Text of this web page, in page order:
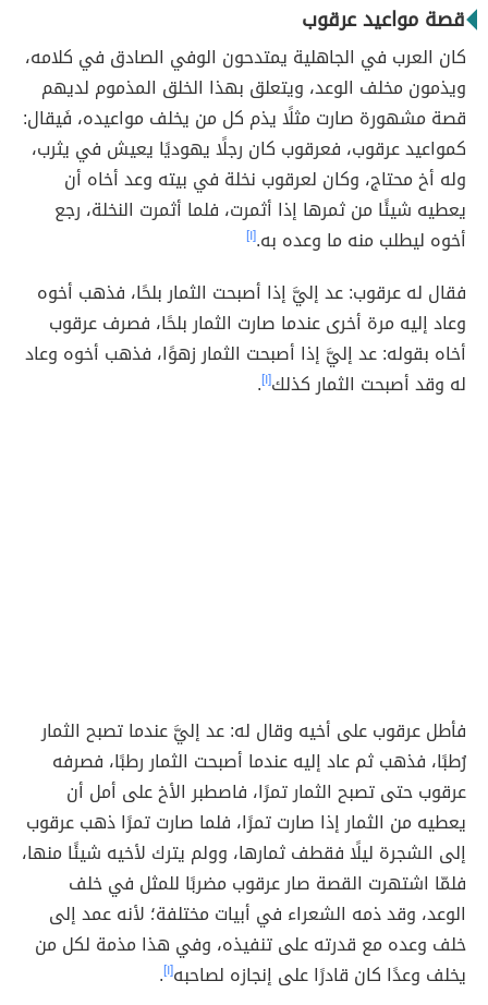
قصة مواعيد عرقوب
كان العرب في الجاهلية يمتدحون الوفي الصادق في كلامه،
ويذمون مخلف الوعد، ويتعلق بهذا الخلق المذموم لديهم
قصة مشهورة صارت مثلًا يذم كل من يخلف مواعيده، فَيقال:
كمواعيد عرقوب، فعرقوب كان رجلًا يهوديًا يعيش في يثرب،
وله أخ محتاج، وكان لعرقوب نخلة في بيته وعد أخاه أن
يعطيه شيئًا من ثمرها إذا أثمرت، فلما أثمرت النخلة، رجع
أخوه ليطلب منه ما وعده به.[١]
فقال له عرقوب: عد إليَّ إذا أصبحت الثمار بلحًا، فذهب أخوه
وعاد إليه مرة أخرى عندما صارت الثمار بلحًا، فصرف عرقوب
أخاه بقوله: عد إليَّ إذا أصبحت الثمار زهوًا، فذهب أخوه وعاد
له وقد أصبحت الثمار كذلك[١] .
فأطل عرقوب على أخيه وقال له: عد إليَّ عندما تصبح الثمار
رُطبًا، فذهب ثم عاد إليه عندما أصبحت الثمار رطبًا، فصرفه
عرقوب حتى تصبح الثمار تمرًا، فاصطبر الأخ على أمل أن
يعطيه من الثمار إذا صارت تمرًا، فلما صارت تمرًا ذهب عرقوب
إلى الشجرة ليلًا فقطف ثمارها، وولم يترك لأخيه شيئًا منها،
فلمّا اشتهرت القصة صار عرقوب مضربًا للمثل في خلف
الوعد، وقد ذمه الشعراء في أبيات مختلفة؛ لأنه عمد إلى
خلف وعده مع قدرته على تنفيذه، وفي هذا مذمة لكل من
يخلف وعدًا كان قادرًا على إنجازه لصاحبه[١] .